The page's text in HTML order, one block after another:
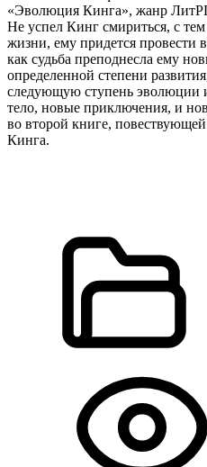
«Эволюция Кинга», жанр
Не успел Кинг смириться, с
жизни, ему придется провести
как судьба преподнесла ему
определенной степени
следующую ступень эволюции
тело, новые приключения, и
во второй книге,
Кинга.